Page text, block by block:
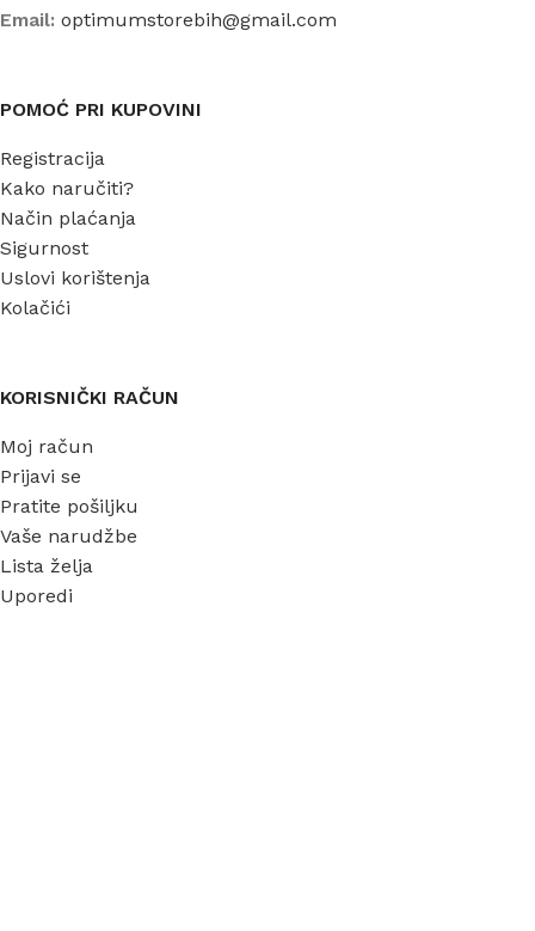
Email: optimumstorebih@gmail.com
POMOĆ PRI KUPOVINI
Registracija
Kako naručiti?
Način plaćanja
Sigurnost
Uslovi korištenja
Kolačići
KORISNIČKI RAČUN
Moj račun
Prijavi se
Pratite pošiljku
Vaše narudžbe
Lista želja
Uporedi